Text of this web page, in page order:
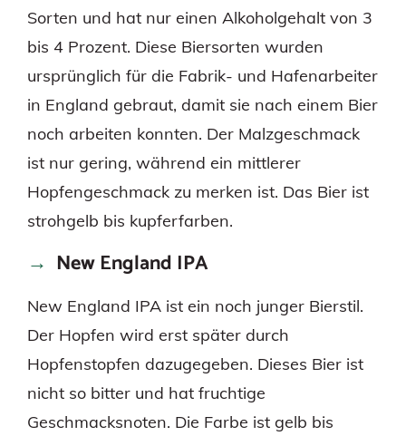
Sorten und hat nur einen Alkoholgehalt von 3
bis 4 Prozent. Diese Biersorten wurden
ursprünglich für die Fabrik- und Hafenarbeiter
in England gebraut, damit sie nach einem Bier
noch arbeiten konnten. Der Malzgeschmack
ist nur gering, während ein mittlerer
Hopfengeschmack zu merken ist. Das Bier ist
strohgelb bis kupferfarben.
New England IPA
New England IPA ist ein noch junger Bierstil.
Der Hopfen wird erst später durch
Hopfenstopfen dazugegeben. Dieses Bier ist
nicht so bitter und hat fruchtige
Geschmacksnoten. Die Farbe ist gelb bis